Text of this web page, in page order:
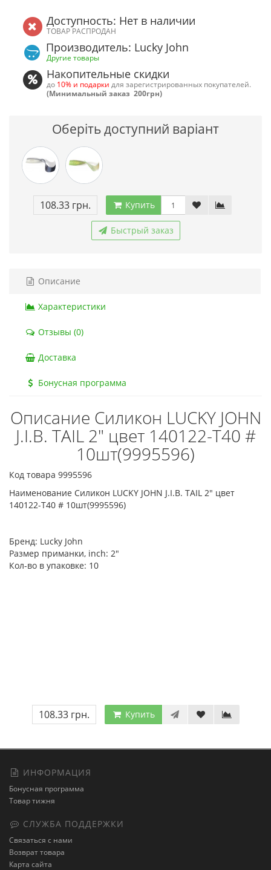
Доступность: Нет в наличии
ТОВАР РАСПРОДАН
Производитель: Lucky John
Другие товары
Накопительные скидки
до 10% и подарки для зарегистрированных покупателей.
(Минимальный заказ 200грн)
Оберіть доступний варіант
108.33 грн. Купить
Быстрый заказ
Описание
Характеристики
Отзывы (0)
Доставка
Бонусная программа
Описание Силикон LUCKY JOHN
J.I.B. TAIL 2" цвет 140122-T40 #
10шт(9995596)
Код товара 9995596
Наименование Силикон LUCKY JOHN J.I.B. TAIL 2" цвет
140122-T40 # 10шт(9995596)
Бренд: Lucky John
Размер приманки, inch: 2"
Кол-во в упаковке: 10
108.33 грн. Купить
ИНФОРМАЦИЯ
Бонусная программа
Товар тижня
СЛУЖБА ПОДДЕРЖКИ
Связаться с нами
Возврат товара
Карта сайта